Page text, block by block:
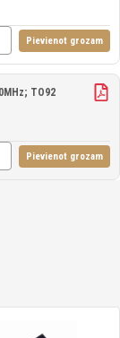
Pievienot grozam
TO92
Pievienot grozam